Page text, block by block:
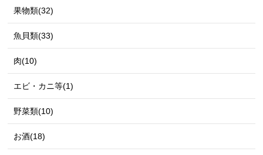
果物類(32)
魚貝類(33)
肉(10)
エビ・カニ等(1)
野菜類(10)
お酒(18)